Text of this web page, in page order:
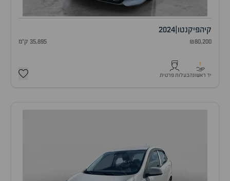
קיהפיקנטו 2024
₪80,200 35,895 ק"מ
1
יד ראשונהבעלות פרטית